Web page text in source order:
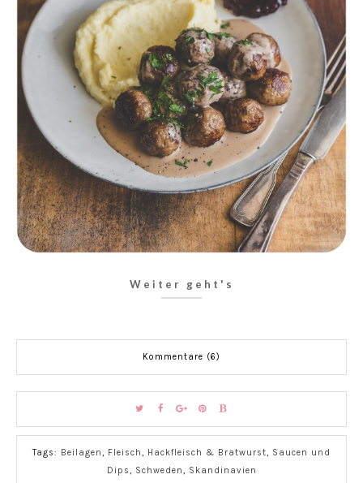
Weiter geht's
Kommentare (6)
Tags: Beilagen, Fleisch, Hackfleisch & Bratwurst, Saucen und
Dips, Schweden, Skandinavien